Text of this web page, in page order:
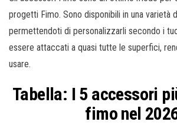
progetti Fimo. Sono disponibili in una varietà
permettendoti di personalizzarli secondo i
essere attaccati a quasi tutte le superfici,
usare.
Tabella: I 5 accessori
fimo nel